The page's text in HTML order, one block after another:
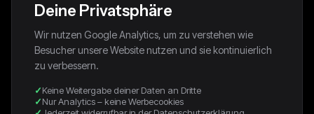
Studded Denim Shorts for Edgy Vibes
(W25 / XS)
Deine Privatsphäre
Wir nutzen Google Analytics, um zu verstehen wie
Besucher unsere Website nutzen und sie kontinuierlich
zu verbessern.
Keine Weitergabe deiner Daten an Dritte
Nur Analytics – keine Werbecookies